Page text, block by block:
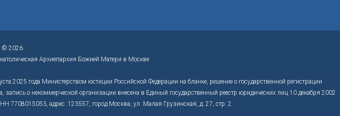
© 2026
Архиепархия Божией Матери в Москве
2025 года Министерством юстиции Российской Федерации на бланке, решение о государственной регистрации
о некоммерческой организации внесена в Единый государственный реестр юридических лиц 10 декабря 2002
7708015053, адрес: 123557, город Москва, ул. Малая Грузинская, д. 27, стр. 2